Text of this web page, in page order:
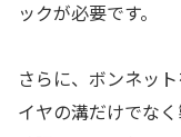
ックが必要です。
さらに、ボンネッ
イヤの溝だけでな